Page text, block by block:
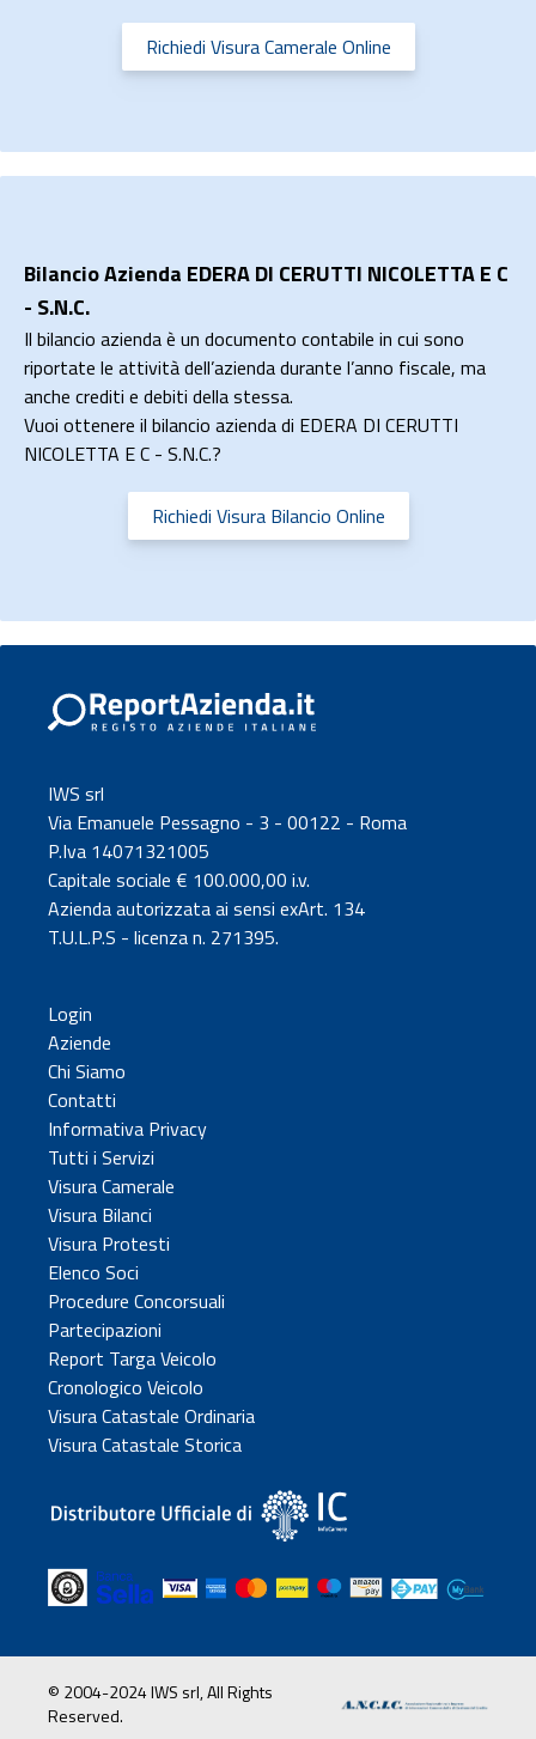
Richiedi Visura Camerale Online
Bilancio Azienda EDERA DI CERUTTI NICOLETTA E C
- S.N.C.
Il bilancio azienda è un documento contabile in cui sono
riportate le attività dell’azienda durante l’anno fiscale, ma
anche crediti e debiti della stessa.
Vuoi ottenere il bilancio azienda di EDERA DI CERUTTI
NICOLETTA E C - S.N.C.?
Richiedi Visura Bilancio Online
IWS srl
Via Emanuele Pessagno - 3 - 00122 - Roma
P.Iva 14071321005
Capitale sociale € 100.000,00 i.v.
Azienda autorizzata ai sensi exArt. 134
T.U.L.P.S - licenza n. 271395.
Login
Aziende
Chi Siamo
Contatti
Informativa Privacy
Tutti i Servizi
Visura Camerale
Visura Bilanci
Visura Protesti
Elenco Soci
Procedure Concorsuali
Partecipazioni
Report Targa Veicolo
Cronologico Veicolo
Visura Catastale Ordinaria
Visura Catastale Storica
© 2004-2024 IWS srl, All Rights
Reserved.